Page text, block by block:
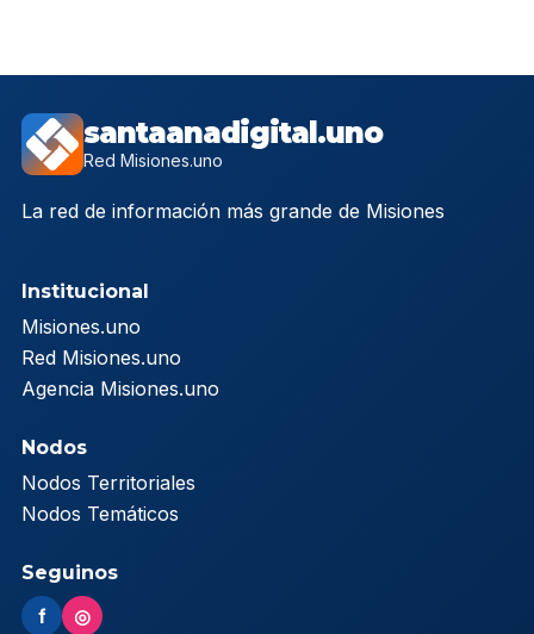
santaanadigital.uno
Red Misiones.uno
La red de información más grande de Misiones
Institucional
Misiones.uno
Red Misiones.uno
Agencia Misiones.uno
Nodos
Nodos Territoriales
Nodos Temáticos
Seguinos
f ◎